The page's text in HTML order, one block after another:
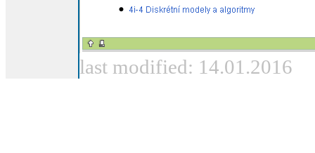
last modified: 14.01.2016